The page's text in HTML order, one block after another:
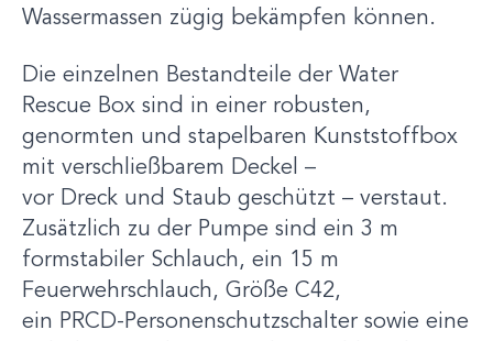
Wassermassen zügig bekämpfen können.
Die einzelnen Bestandteile der Water
Rescue Box sind in einer robusten,
genormten und stapelbaren Kunststoffbox
mit verschließbarem Deckel –
vor Dreck und Staub geschützt – verstaut.
Zusätzlich zu der Pumpe sind ein 3 m
formstabiler Schlauch, ein 15 m
Feuerwehrschlauch, Größe C42,
ein PRCD-Personenschutzschalter sowie eine